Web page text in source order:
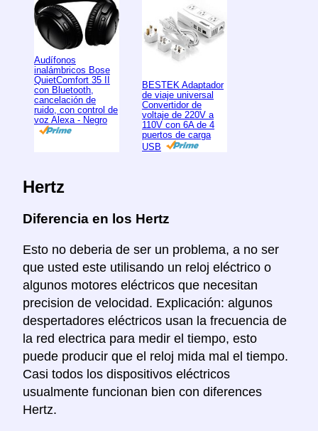
Audífonos
inalámbricos Bose
QuietComfort 35 II
con Bluetooth,
cancelación de
ruido, con control de
voz Alexa - Negro
BESTEK Adaptador
de viaje universal
Convertidor de
voltaje de 220V a
110V con 6A de 4
puertos de carga
USB
Hertz
Diferencia en los Hertz
Esto no deberia de ser un problema, a no ser
que usted este utilisando un reloj eléctrico o
algunos motores eléctricos que necesitan
precision de velocidad. Explicación: algunos
despertadores eléctricos usan la frecuencia de
la red electrica para medir el tiempo, esto
puede producir que el reloj mida mal el tiempo.
Casi todos los dispositivos eléctricos
usualmente funcionan bien con diferences
Hertz.